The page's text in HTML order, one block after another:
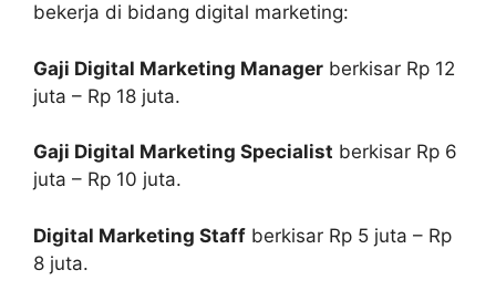
bekerja di bidang digital marketing:
Gaji Digital Marketing Manager berkisar Rp 12
juta – Rp 18 juta.
Gaji Digital Marketing Specialist berkisar Rp 6
juta – Rp 10 juta.
Digital Marketing Staff berkisar Rp 5 juta – Rp
8 juta.